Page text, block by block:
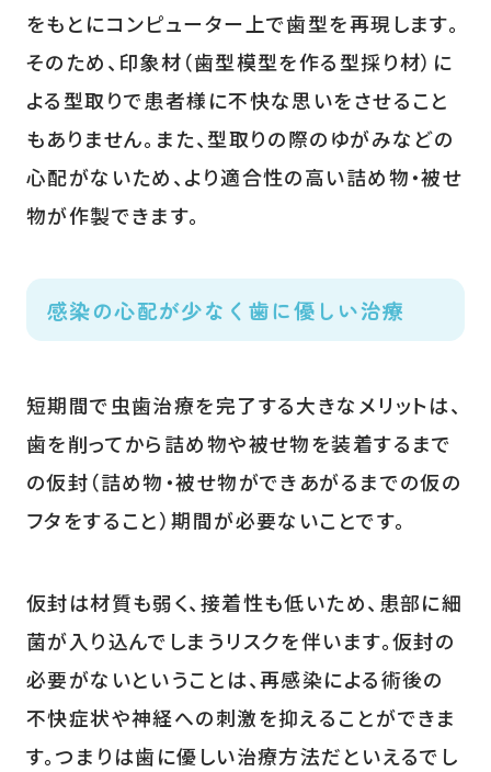
をもとにコンピューター上で歯型を再現します。
そのため、印象材（歯型模型を作る型採り材）に
よる型取りで患者様に不快な思いをさせること
もありません。また、型取りの際のゆがみなどの
心配がないため、より適合性の高い詰め物・被せ
物が作製できます。
感染の心配が少なく歯に優しい治療
短期間で虫歯治療を完了する大きなメリットは、
歯を削ってから詰め物や被せ物を装着するまで
の仮封（詰め物・被せ物ができあがるまでの仮の
フタをすること）期間が必要ないことです。
仮封は材質も弱く、接着性も低いため、患部に細
菌が入り込んでしまうリスクを伴います。仮封の
必要がないということは、再感染による術後の
不快症状や神経への刺激を抑えることができま
す。つまりは歯に優しい治療方法だといえるでし